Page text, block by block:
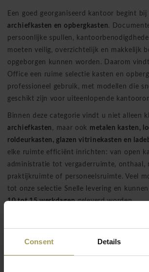
Consent Details
Een goed georganiseerd kantoor begint bij
archiefkasten en opbergkasten.
persoonlijke spullen,
moeten veilig, overzichtelijk en makkelijk
opgeborgen kunnen worden. Daarom
Office een ruime selectie kasten en
professioneel gebruik, met modellen die
geschikt zijn voor uiteenlopende
Binnen deze categorie vindt u niet alleen
archiefkasten , maar ook metalen kasten,
roldeurkasten, glazen vitrinekasten en
elke ruimte efficiënt inrichten: van open
administratie tot vergaderruimte, onthaal,
praktijkruimte of personeelsruimte. Veel
tot onze selectie Snelle levering en
10 tot 15 werkdagengeleverd worden.
Een archiefkast is vandaag meer dan een
voor papierwerk. In moderne
opbergruimte een belangrijke rol in rust,
uitstraling. Een nette werkplek werkt